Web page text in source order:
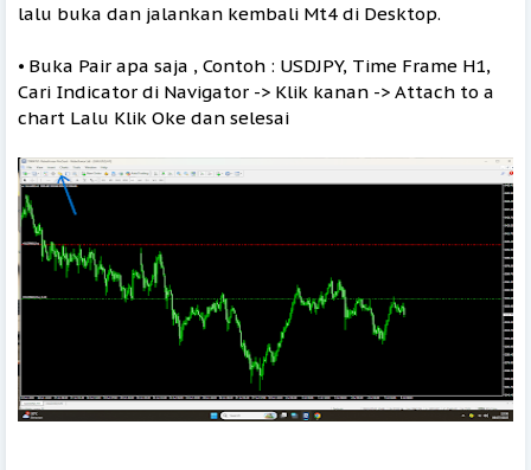
lalu buka dan jalankan kembali Mt4 di Desktop.
⦁ Buka Pair apa saja , Contoh : USDJPY, Time Frame H1,
Cari Indicator di Navigator -> Klik kanan -> Attach to a
chart Lalu Klik Oke dan selesai